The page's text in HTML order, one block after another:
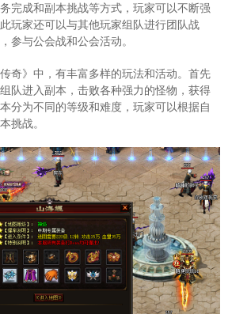
完成和副本挑战等方式，玩家可以不断强
玩家还可以与其他玩家组队进行团队战
参与公会战和公会活动。
奇》中，有丰富多样的玩法和活动。首先
队进入副本，击败各种强力的怪物，获得
分为不同的等级和难度，玩家可以根据自
挑战。